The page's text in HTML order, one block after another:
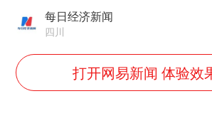
白海豚将正面
每日经济新闻
四川
打开网易新闻 体验效